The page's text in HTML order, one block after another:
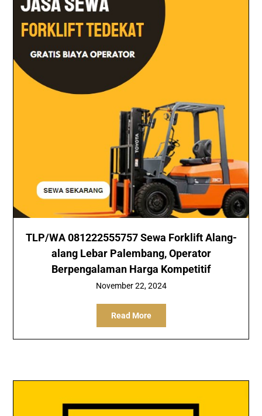
TLP/WA 081222555757 Sewa Forklift Alang-
alang Lebar Palembang, Operator
Berpengalaman Harga Kompetitif
November 22, 2024
Read More